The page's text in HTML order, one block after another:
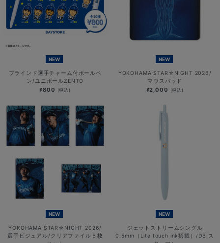
NEW
ブラインド選手チャーム付ボールペ
ン/ユニボールZENTO
¥800 (税込)
NEW
YOKOHAMA STAR☆NIGHT 2026/
マウスパッド
¥2,000 (税込)
NEW
YOKOHAMA STAR☆NIGHT 2026/
選手ビジュアル/クリアファイル５枚
NEW
ジェットストリームシングル
0.5mm（Lite touch ink搭載）/DB.ス